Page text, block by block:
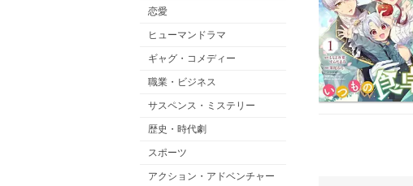
恋愛
ヒューマンドラマ
ギャグ・コメディー
職業・ビジネス
サスペンス・ミステリー
歴史・時代劇
スポーツ
アクション・アドベンチャー